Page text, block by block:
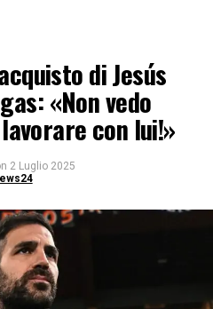
di Jesús
«Non vedo
con lui!»
2 Luglio 2025